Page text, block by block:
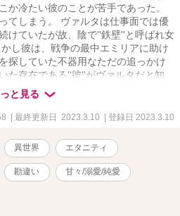
か冷たい彼のことが苦手であった。
てしまう。 ヴァルタは仕事面では優
けていたが故、陰で''鉄壁''と呼ばれ女
し彼は、戦争の最中エミリアに助け
探していた不器用なただの追っかけ
た存在である''彼''がヴァルタだと知
ぶ。 そして互いに想いが通じ合った
るのだった……。
と見る
| 最終更新日 2023.3.10 | 登録日 2023.3.10
異世界 エタニティ
勘違い 甘々/溺愛/純愛